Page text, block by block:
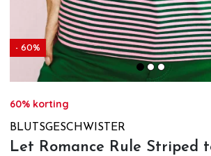
- 60%
60% korting
BLUTSGESCHWISTER
Let Romance Rule Striped